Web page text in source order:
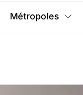
Métropoles